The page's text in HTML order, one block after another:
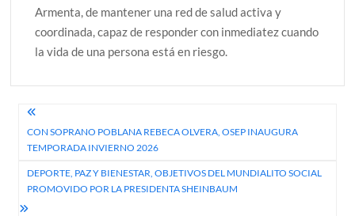
Armenta, de mantener una red de salud activa y
coordinada, capaz de responder con inmediatez cuando
la vida de una persona está en riesgo.
Navegación
de
entradas
CON SOPRANO POBLANA REBECA OLVERA, OSEP INAUGURA
TEMPORADA INVIERNO 2026
DEPORTE, PAZ Y BIENESTAR, OBJETIVOS DEL MUNDIALITO SOCIAL
PROMOVIDO POR LA PRESIDENTA SHEINBAUM